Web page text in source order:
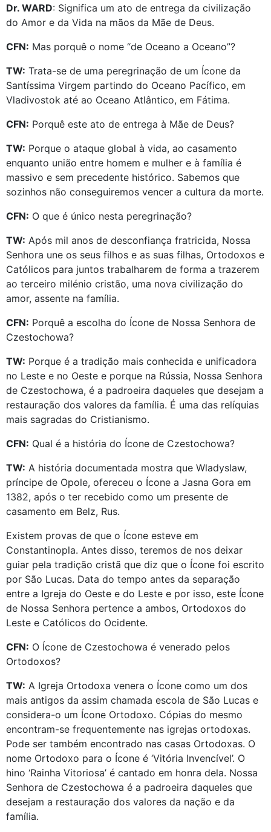
Dr. WARD: Significa um ato de entrega da civilização
do Amor e da Vida na mãos da Mãe de Deus.
CFN: Mas porquê o nome “de Oceano a Oceano”?
TW: Trata-se de uma peregrinação de um Ícone da
Santíssima Virgem partindo do Oceano Pacífico, em
Vladivostok até ao Oceano Atlântico, em Fátima.
CFN: Porquê este ato de entrega à Mãe de Deus?
TW: Porque o ataque global à vida, ao casamento
enquanto união entre homem e mulher e à família é
massivo e sem precedente histórico. Sabemos que
sozinhos não conseguiremos vencer a cultura da morte.
CFN: O que é único nesta peregrinação?
TW: Após mil anos de desconfiança fratricida, Nossa
Senhora une os seus filhos e as suas filhas, Ortodoxos e
Católicos para juntos trabalharem de forma a trazerem
ao terceiro milénio cristão, uma nova civilização do
amor, assente na família.
CFN: Porquê a escolha do Ícone de Nossa Senhora de
Czestochowa?
TW: Porque é a tradição mais conhecida e unificadora
no Leste e no Oeste e porque na Rússia, Nossa Senhora
de Czestochowa, é a padroeira daqueles que desejam a
restauração dos valores da família. É uma das relíquias
mais sagradas do Cristianismo.
CFN: Qual é a história do Ícone de Czestochowa?
TW: A história documentada mostra que Wladyslaw,
príncipe de Opole, ofereceu o Ícone a Jasna Gora em
1382, após o ter recebido como um presente de
casamento em Belz, Rus.
Existem provas de que o Ícone esteve em
Constantinopla. Antes disso, teremos de nos deixar
guiar pela tradição cristã que diz que o Ícone foi escrito
por São Lucas. Data do tempo antes da separação
entre a Igreja do Oeste e do Leste e por isso, este Ícone
de Nossa Senhora pertence a ambos, Ortodoxos do
Leste e Católicos do Ocidente.
CFN: O Ícone de Czestochowa é venerado pelos
Ortodoxos?
TW: A Igreja Ortodoxa venera o Ícone como um dos
mais antigos da assim chamada escola de São Lucas e
considera-o um Ícone Ortodoxo. Cópias do mesmo
encontram-se frequentemente nas igrejas ortodoxas.
Pode ser também encontrado nas casas Ortodoxas. O
nome Ortodoxo para o Ícone é ‘Vitória Invencível’. O
hino ‘Rainha Vitoriosa’ é cantado em honra dela. Nossa
Senhora de Czestochowa é a padroeira daqueles que
desejam a restauração dos valores da nação e da
família.